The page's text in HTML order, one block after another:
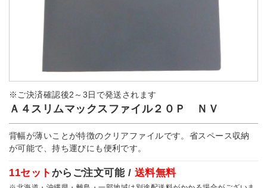
※ご決済確認後2～3日で発送されます
Ａ４スリムマックスファイル２０Ｐ ＮＶ
背幅が薄いことが特徴のクリアファイルです。省スペース収納
が可能で、持ち運びにも便利です。
11セット からご注文可能 / 送料無料